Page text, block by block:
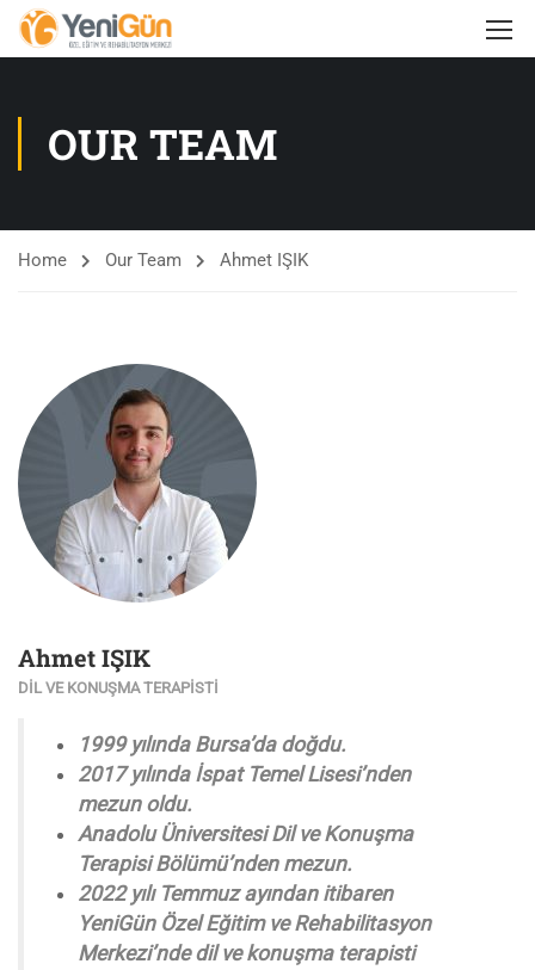
OUR TEAM
Home Our Team Ahmet IŞIK
Ahmet IŞIK
DIL VE KONUŞMA TERAPISTI
1999 yılında Bursa’da doğdu.
2017 yılında İspat Temel Lisesi’nden
mezun oldu.
Anadolu Üniversitesi Dil ve Konuşma
Terapisi Bölümü’nden mezun.
2022 yılı Temmuz ayından itibaren
YeniGün Özel Eğitim ve Rehabilitasyon
Merkezi’nde dil ve konuşma terapisti